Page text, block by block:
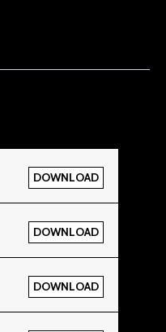
DOWNLOAD
DOWNLOAD
DOWNLOAD